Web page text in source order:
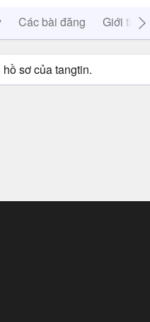
Các bài đăng Giới thiệu
sơ của tangtin.